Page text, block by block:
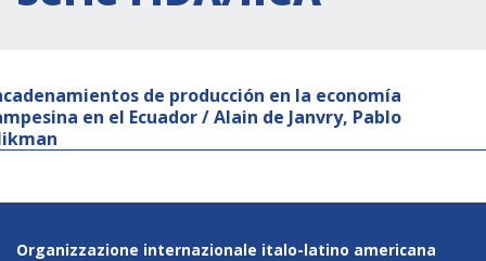
de producción en la economía
en el Ecuador / Alain de Janvry, Pablo
Organizzazione internazionale italo-latino americana